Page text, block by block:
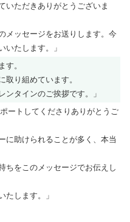
いただきありがとうございま
メッセージをお送りします。今
いたします。」
す。
取り組めています。
ンタインのご挨拶です。」
ートしてくださりありがとうご
に助けられることが多く、本当
ちをこのメッセージでお伝えし
たします。」